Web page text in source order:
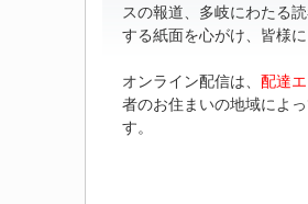
スの報道、多岐にわたる
する紙面を心がけ、皆様
オンライン配信は、 配達
者のお住まいの地域によ
す。